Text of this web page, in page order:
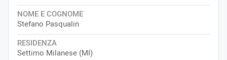
NOME E COGNOME
Stefano Pasqualin
RESIDENZA
Settimo Milanese (MI)